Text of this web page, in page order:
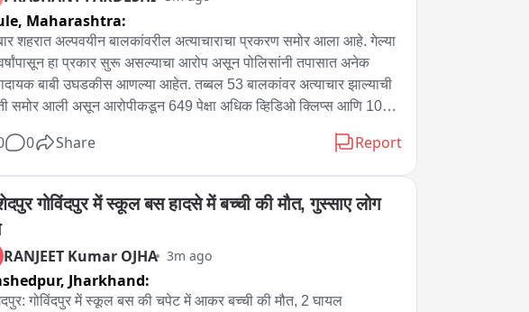
Maharashtra:
शहरात अल्पवयीन बालकांवरील अत्याचाराचा प्रकरण समोर आला आहे. गेल्या
हा प्रकार सुरू असल्याचा आरोप असून पोलिसांनी तपासात अनेक
बाबी उघडकीस आणल्या आहेत. तब्बल 53 बालकांवर अत्याचार झाल्याची
समोर आली असून आरोपीकडून 649 पेक्षा अधिक व्हिडिओ क्लिप्स आणि 1000
शहरात या प्रकरणामुळे संपूर्ण जिल्ह्यात खळबळ उडाली आहे. गेल्या चार
नंदुरबार पोलिसांनी ताब्यात घेतले असून, कोणतीही तक्रार समोर न आल्याने
स्वतःहून गुन्हा दाखल करत तपासाला सुरुवात केली. तपासादरम्यान
मोठ्या प्रमाणात डिजिटल पुरावे पोलिसांच्या हाती लागले आहेत. आणखी
व्हिडिओ आणि फोटो मिळण्याची शक्यता पोलिस प्रशासनाने व्यक्त केली आहे.
कस्टडीत असलेल्या आरोपीची सखोल चौकशी केली जात आहे, या प्रकरणात
काही पीडित समोर येतात का, याचा तपास केला जात आहे. देशातील सामाजिक
0 Share Report
गोविंदपुर में स्कूल बस हादसे में बच्ची की मौत, गुस्साए लोग
RANJEET Kumar OJHA 3m ago
Jharkhand:
गोविंदपुर में स्कूल बस की चपेट में आकर बच्ची की मौत, 2 घायल